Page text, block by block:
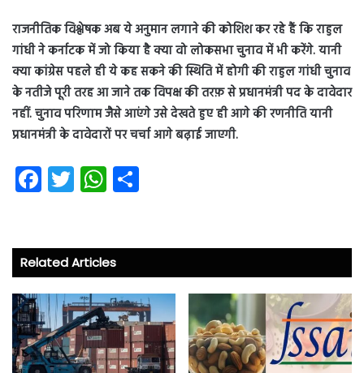
राजनीतिक विश्लेषक अब ये अनुमान लगाने की कोशिश कर रहे हैं कि राहुल
गांधी ने कर्नाटक में जो किया है क्या वो लोकसभा चुनाव में भी करेंगे. यानी
क्या कांग्रेस पहले ही ये कह सकने की स्थिति में होगी की राहुल गांधी चुनाव
के नतीजे पूरी तरह आ जाने तक विपक्ष की तरफ़ से प्रधानमंत्री पद के दावेदार
नहीं. चुनाव परिणाम जैसे आएंगे उसे देखते हुए ही आगे की रणनीति यानी
प्रधानमंत्री के दावेदारों पर चर्चा आगे बढ़ाई जाएगी.
Fa
ce
o
ok
T
wi
er
W
ha
A
p
p
Related Articles